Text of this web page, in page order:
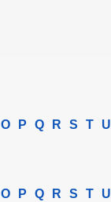
O P Q R S T U
O P Q R S T U